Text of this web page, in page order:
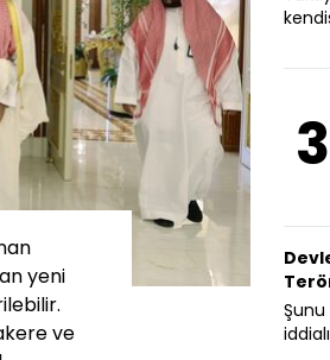
yeni
ve
gibi
ve
ediyor. Bu
3